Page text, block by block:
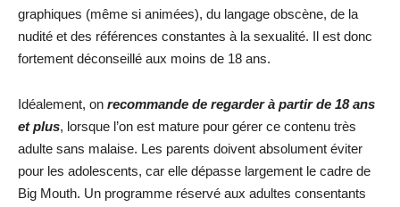
graphiques (même si animées), du langage obscène, de la
nudité et des références constantes à la sexualité. Il est donc
fortement déconseillé aux moins de 18 ans.
Idéalement, on recommande de regarder à partir de 18 ans
et plus, lorsque l’on est mature pour gérer ce contenu très
adulte sans malaise. Les parents doivent absolument éviter
pour les adolescents, car elle dépasse largement le cadre de
Big Mouth. Un programme réservé aux adultes consentants